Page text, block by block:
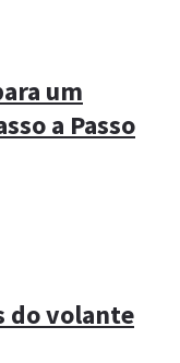
um
a Passo
do volante